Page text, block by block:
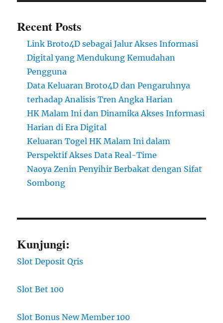
Recent Posts
Link Broto4D sebagai Jalur Akses Informasi
Digital yang Mendukung Kemudahan
Pengguna
Data Keluaran Broto4D dan Pengaruhnya
terhadap Analisis Tren Angka Harian
HK Malam Ini dan Dinamika Akses Informasi
Harian di Era Digital
Keluaran Togel HK Malam Ini dalam
Perspektif Akses Data Real-Time
Naoya Zenin Penyihir Berbakat dengan Sifat
Sombong
Kunjungi:
Slot Deposit Qris
Slot Bet 100
Slot Bonus New Member 100